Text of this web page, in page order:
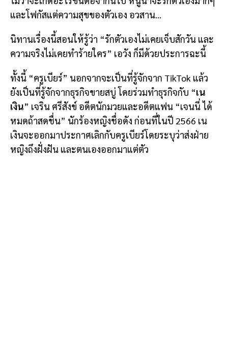
และโฟกัสแต่ความสุขของตัวเอง อวสาน…
นิทานเรื่องนี้สอนให้รู้ว่า “รักตัวเองไม่เคยเจ็บสักวัน และ
ความจริงไม่เคยทำร้ายใคร” เอวัง ก็มีด้วยประการฉะนี้
ทั้งนี้ “ครูเบียร์” นอกจากจะเป็นที่รู้จักจาก TikTok แล้ว
ยังเป็นที่รู้จักจากธุรกิจขายสบู่ โดยร่วมทำธุรกิจกับ “เน
เงิน” เจริน ศรีสังข์ อดีตนักมวยและอดีตแฟน “เจนนี่ ได้
หมดถ้าสดชื่น” นักร้องหญิงชื่อดัง ก่อนที่ในปี 2566 เน
เงินจะออกมาประกาศเลิกกับครูเบียร์โดยระบุว่าส่งฝ่าย
หญิงถึงฝั่งฝัน และตนเองออกมาแต่ตัว